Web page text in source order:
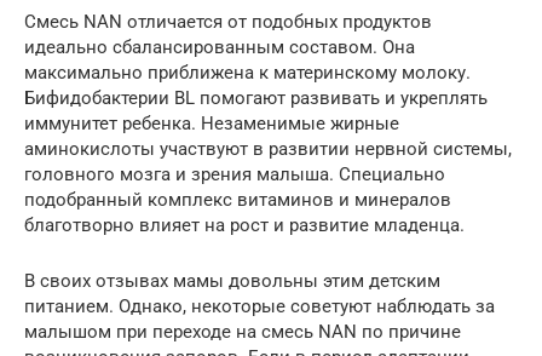
Смесь NAN отличается от подобных продуктов
идеально сбалансированным составом. Она
максимально приближена к материнскому молоку.
Бифидобактерии BL помогают развивать и укреплять
иммунитет ребенка. Незаменимые жирные
аминокислоты участвуют в развитии нервной системы,
головного мозга и зрения малыша. Специально
подобранный комплекс витаминов и минералов
благотворно влияет на рост и развитие младенца.
В своих отзывах мамы довольны этим детским
питанием. Однако, некоторые советуют наблюдать за
малышом при переходе на смесь NAN по причине